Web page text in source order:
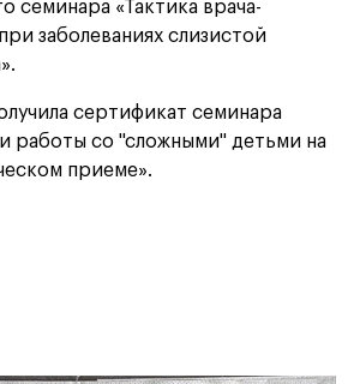
семинара «Тактика врача-
заболеваниях слизистой
сертификат семинара
работы со "сложными" детьми на
приеме».